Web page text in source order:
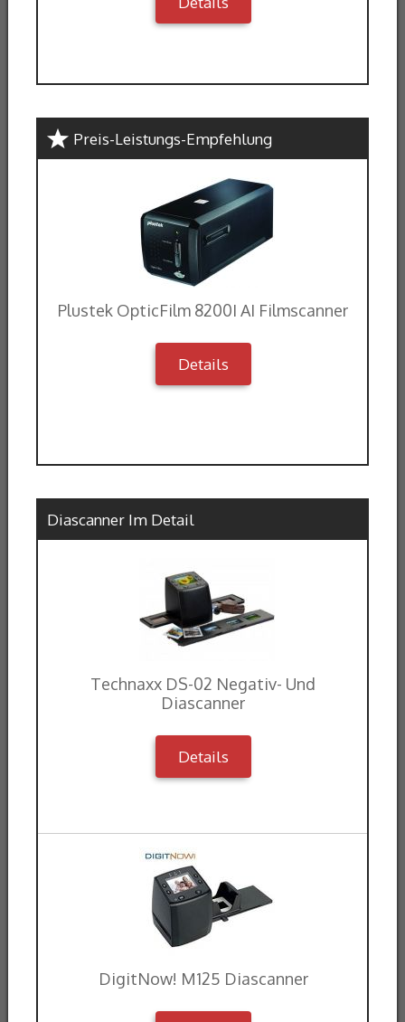
Preis-Leistungs-Empfehlung
Plustek OpticFilm 8200I AI Filmscanner
Details
Diascanner Im Detail
Technaxx DS-02 Negativ- Und
Diascanner
Details
DigitNow! M125 Diascanner